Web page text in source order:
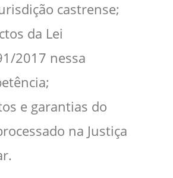
castrense;
da Lei
2017 nessa
e garantias do
na Justiça